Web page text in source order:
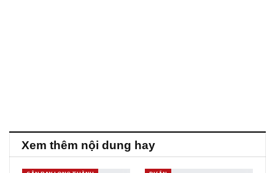
Xem thêm nội dung hay